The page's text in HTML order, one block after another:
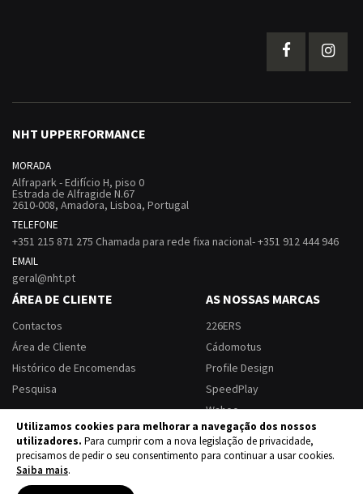
Utilizamos cookies para melhorar a navegação dos nossos
utilizadores. Para cumprir com a nova legislação de privacidade,
precisamos de pedir o seu consentimento para continuar a usar cookies.
Saiba mais.
NHT UPPERFORMANCE
MORADA
Alfrapark - Edifício H, piso 0
Estrada de Alfragide N.67
2610-008, Amadora, Lisboa, Portugal
TELEFONE
+351 215 871 275 Chamada para rede fixa nacional- +351 912 444 946
EMAIL
geral@nht.pt
ÁREA DE CLIENTE
Contactos
Área de Cliente
Histórico de Encomendas
Pesquisa
AS NOSSAS MARCAS
226ERS
Cádomotus
Profile Design
SpeedPlay
Wahoo
Termos e Condições Política de Privacidade
Política de Devoluções